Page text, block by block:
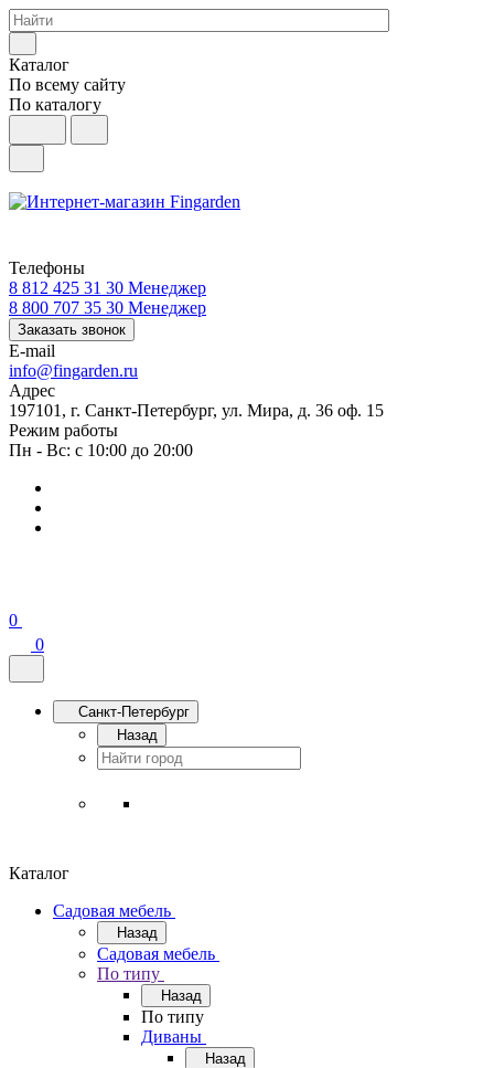
Каталог
По всему сайту
По каталогу
Телефоны
8 812 425 31 30 Менеджер
8 800 707 35 30 Менеджер
Заказать звонок
E-mail
info@fingarden.ru
Адрес
197101, г. Санкт-Петербург, ул. Мира, д. 36 оф. 15
Режим работы
Пн - Вс: с 10:00 до 20:00
0
0
Санкт-Петербург
Назад
Каталог
Садовая мебель
Назад
Садовая мебель
По типу
Назад
По типу
Диваны
Назад